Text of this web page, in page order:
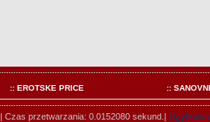
:: EROTSKE PRICE ::
| Czas przetwarzania: 0.0152080 sekund.|